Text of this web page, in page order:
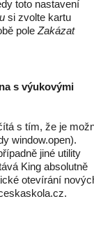
toto nastavení
si zvolte kartu
pole Zakázat
s výukovými
s tím, že je
window.open).
jiné utility
King absolutně
otevírání